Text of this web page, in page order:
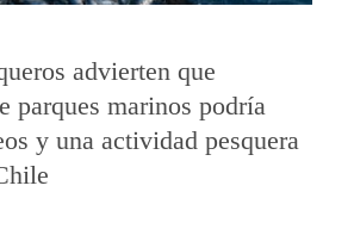
advierten que
parques marinos podría
y una actividad pesquera